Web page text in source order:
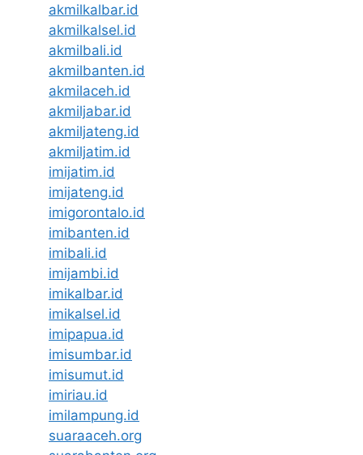
akmilkalbar.id
akmilkalsel.id
akmilbali.id
akmilbanten.id
akmilaceh.id
akmiljabar.id
akmiljateng.id
akmiljatim.id
imijatim.id
imijateng.id
imigorontalo.id
imibanten.id
imibali.id
imijambi.id
imikalbar.id
imikalsel.id
imipapua.id
imisumbar.id
imisumut.id
imiriau.id
imilampung.id
suaraaceh.org